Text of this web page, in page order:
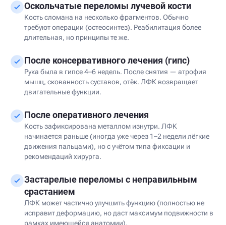
Оскольчатые переломы лучевой кости
Кость сломана на несколько фрагментов. Обычно
требуют операции (остеосинтез). Реабилитация более
длительная, но принципы те же.
После консервативного лечения (гипс)
Рука была в гипсе 4–6 недель. После снятия — атрофия
мышц, скованность суставов, отёк. ЛФК возвращает
двигательные функции.
После оперативного лечения
Кость зафиксирована металлом изнутри. ЛФК
начинается раньше (иногда уже через 1–2 недели лёгкие
движения пальцами), но с учётом типа фиксации и
рекомендаций хирурга.
Застарелые переломы с неправильным
срастанием
ЛФК может частично улучшить функцию (полностью не
исправит деформацию, но даст максимум подвижности в
рамках имеющейся анатомии).